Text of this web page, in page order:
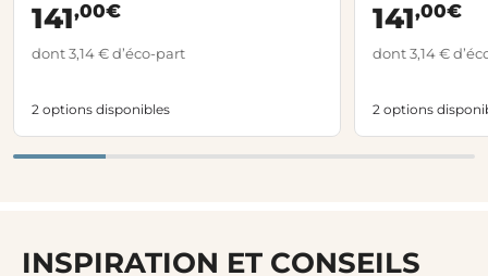
141,00€
dont 3,14 € d’éco-part
2 options disponibles
141,00€
dont 3,14 €
2 options
INSPIRATION ET CONSEILS